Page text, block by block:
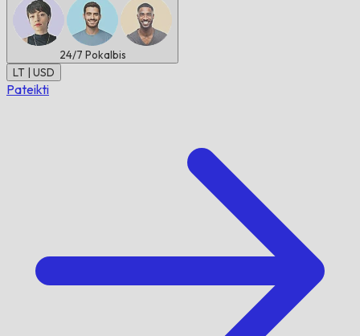
24/7 Pokalbis
LT | USD
Pateikti